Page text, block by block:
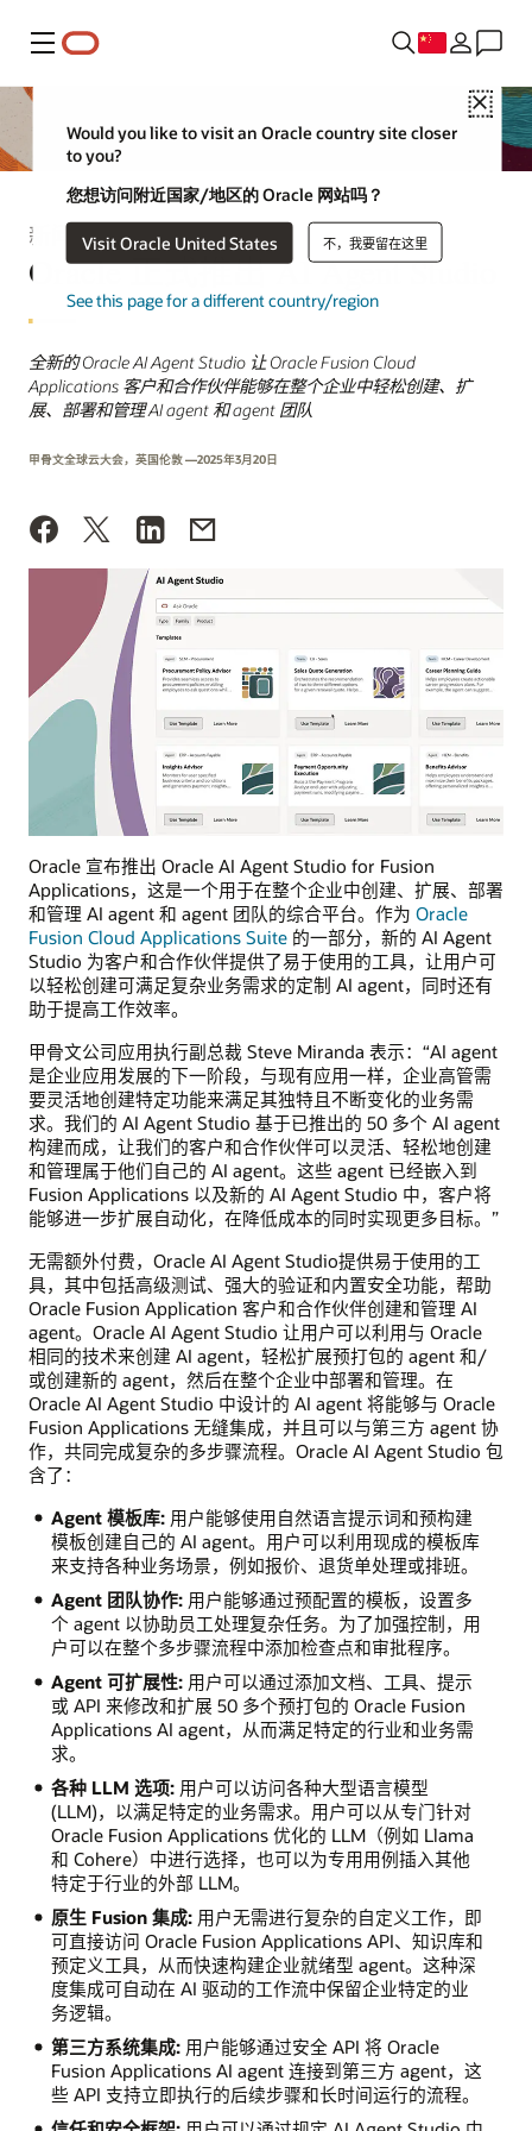
菜单
Close
Would you like to visit an Oracle country site closer
to you?
您想访问附近国家/地区的 Oracle 网站吗？
Visit Oracle United States 不，我要留在这里
See this page for a different country/region
新闻稿
Oracle 正式推出 AI Agent Studio
全新的 Oracle AI Agent Studio 让 Oracle Fusion Cloud
Applications 客户和合作伙伴能够在整个企业中轻松创建、扩
展、部署和管理 AI agent 和 agent 团队
甲骨文全球云大会，英国伦敦 —2025年3月20日
Oracle 宣布推出 Oracle AI Agent Studio for Fusion
Applications，这是一个用于在整个企业中创建、扩展、部署
和管理 AI agent 和 agent 团队的综合平台。作为 Oracle
Fusion Cloud Applications Suite 的一部分，新的 AI Agent
Studio 为客户和合作伙伴提供了易于使用的工具，让用户可
以轻松创建可满足复杂业务需求的定制 AI agent，同时还有
助于提高工作效率。
甲骨文公司应用执行副总裁 Steve Miranda 表示：“AI agent
是企业应用发展的下一阶段，与现有应用一样，企业高管需
要灵活地创建特定功能来满足其独特且不断变化的业务需
求。我们的 AI Agent Studio 基于已推出的 50 多个 AI agent
构建而成，让我们的客户和合作伙伴可以灵活、轻松地创建
和管理属于他们自己的 AI agent。这些 agent 已经嵌入到
Fusion Applications 以及新的 AI Agent Studio 中，客户将
能够进一步扩展自动化，在降低成本的同时实现更多目标。”
无需额外付费，Oracle AI Agent Studio提供易于使用的工
具，其中包括高级测试、强大的验证和内置安全功能，帮助
Oracle Fusion Application 客户和合作伙伴创建和管理 AI
agent。Oracle AI Agent Studio 让用户可以利用与 Oracle
相同的技术来创建 AI agent，轻松扩展预打包的 agent 和/
或创建新的 agent，然后在整个企业中部署和管理。在
Oracle AI Agent Studio 中设计的 AI agent 将能够与 Oracle
Fusion Applications 无缝集成，并且可以与第三方 agent 协
作，共同完成复杂的多步骤流程。Oracle AI Agent Studio 包
含了：
Agent 模板库:用户能够使用自然语言提示词和预构建
模板创建自己的 AI agent。用户可以利用现成的模板库
来支持各种业务场景，例如报价、退货单处理或排班。
Agent 团队协作:用户能够通过预配置的模板，设置多
个 agent 以协助员工处理复杂任务。为了加强控制，用
户可以在整个多步骤流程中添加检查点和审批程序。
Agent 可扩展性:用户可以通过添加文档、工具、提示
或 API 来修改和扩展 50 多个预打包的 Oracle Fusion
Applications AI agent，从而满足特定的行业和业务需
求。
各种 LLM 选项:用户可以访问各种大型语言模型
(LLM)，以满足特定的业务需求。用户可以从专门针对
Oracle Fusion Applications 优化的 LLM（例如 Llama
和 Cohere）中进行选择，也可以为专用用例插入其他
特定于行业的外部 LLM。
原生 Fusion 集成:用户无需进行复杂的自定义工作，即
可直接访问 Oracle Fusion Applications API、知识库和
预定义工具，从而快速构建企业就绪型 agent。这种深
度集成可自动在 AI 驱动的工作流中保留企业特定的业
务逻辑。
第三方系统集成:用户能够通过安全 API 将 Oracle
Fusion Applications AI agent 连接到第三方 agent，这
些 API 支持立即执行的后续步骤和长时间运行的流程。